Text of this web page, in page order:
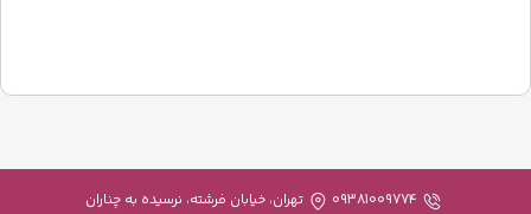
09381009774 تهران، خیابان فرشته، نرسیده به چناران